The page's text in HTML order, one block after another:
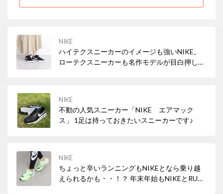
NIKE
ハイテクスニーカーのイメージも強いNIKE。
ローテクスニーカーも名作モデルが目白押し！
NIKE
不動の人気スニーカー「NIKE エアマック
ス」 1足は持っておきたいスニーカーです♪
NIKE
ちょっと辛いランニングもNIKEとなら乗り越
えられるかも・・！？ 年末年始もNIKEとRUN